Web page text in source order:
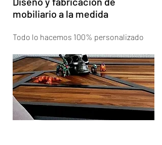
mobiliario a la medida
Todo lo hacemos 100% personalizado